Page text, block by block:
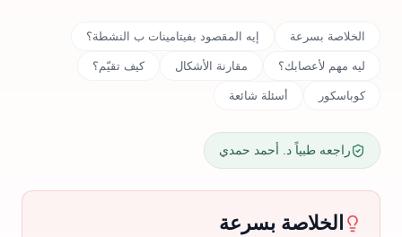
الخلاصة بسرعة إيه المقصود بفيتامينات ب النشطة؟
ليه مهم لأعصابك؟ مقارنة الأشكال كيف تقيّم؟
كوباسكور أسئلة شائعة
راجعه طبياً د. أحمد حمدي
الخلاصة بسرعة